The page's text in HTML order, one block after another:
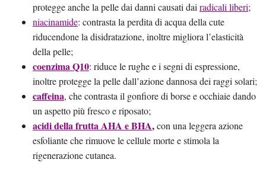
protegge anche la pelle dai danni causati dairadicali liberi;
niacinamide: contrasta la perdita di acqua della cute
riducendone la disidratazione, inoltre migliora l’elasticità
della pelle;
coenzima Q10: riduce le rughe e i segni di espressione,
inoltre protegge la pelle dall’azione dannosa dei raggi solari;
caffeina, che contrasta il gonfiore di borse e occhiaie dando
un aspetto più fresco e riposato;
acidi della frutta AHA e BHA,con una leggera azione
esfoliante che rimuove le cellule morte e stimola la
rigenerazione cutanea.